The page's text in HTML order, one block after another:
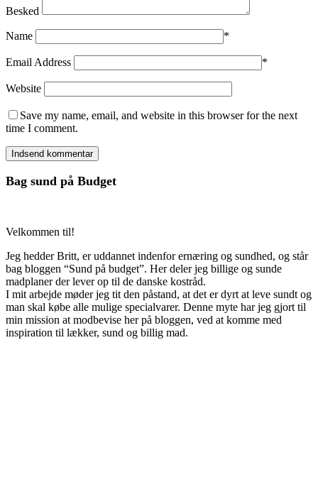
Besked
Name *
Email Address *
Website
Save my name, email, and website in this browser for the next
time I comment.
Bag sund på Budget
Velkommen til!
Jeg hedder Britt, er uddannet indenfor ernæring og sundhed, og står
bag bloggen “Sund på budget”. Her deler jeg billige og sunde
madplaner der lever op til de danske kostråd.
I mit arbejde møder jeg tit den påstand, at det er dyrt at leve sundt og
man skal købe alle mulige specialvarer. Denne myte har jeg gjort til
min mission at modbevise her på bloggen, ved at komme med
inspiration til lækker, sund og billig mad.